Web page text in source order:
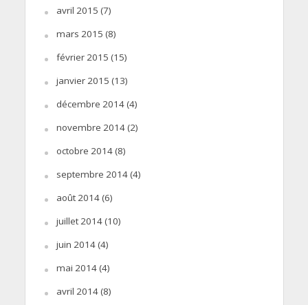
avril 2015 (7)
mars 2015 (8)
février 2015 (15)
janvier 2015 (13)
décembre 2014(4)
novembre 2014(2)
octobre 2014(8)
septembre 2014(4)
août 2014(6)
juillet 2014(10)
juin 2014(4)
mai 2014(4)
avril 2014(8)